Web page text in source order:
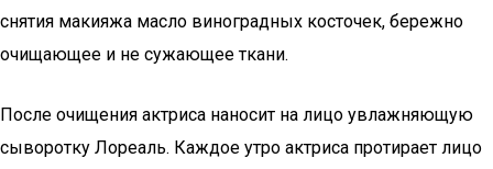
снятия макияжа масло виноградных косточек, бережно
очищающее и не сужающее ткани.
После очищения актриса наносит на лицо увлажняющую
сыворотку Лореаль. Каждое утро актриса протирает лицо